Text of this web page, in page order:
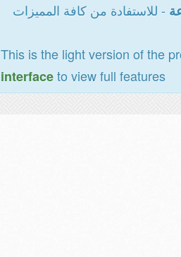
- للاستفادة من كافة المميزات
This is the light version of the
interfaceto view full features